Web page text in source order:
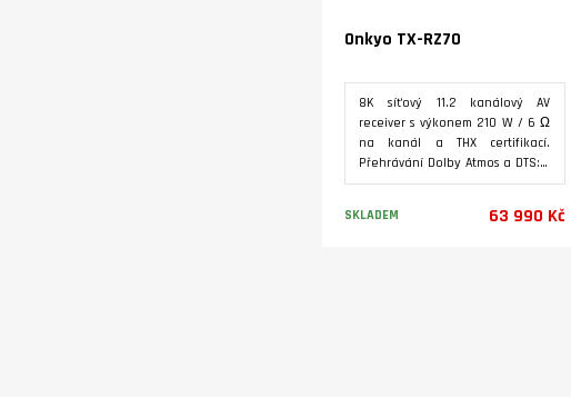
Onkyo TX-RZ70
8K síťový 11.2 kanálový AV
receiver s výkonem 210 W / 6 Ω
na kanál a THX certifikací.
Přehrávání Dolby Atmos a DTS:X,
dekódování 7.2.4 kanály.
kalibrace akustiky místnosti
SKLADEM 63 990 Kč